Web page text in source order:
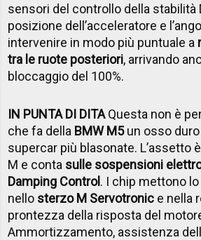
sensori del controllo della stabilità
posizione dell’acceleratore e
intervenire in modo più puntuale a
tra le ruote posteriori, arrivando
bloccaggio del 100%.
IN PUNTA DI DITAQuesta non è
che fa della BMW M5un osso duro
supercar più blasonate. L’assetto
M e conta sulle sospensioni
Damping Control. I chip mettono
nello sterzo M Servotronic e nella
prontezza della risposta del
Ammortizzamento, assistenza